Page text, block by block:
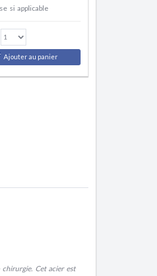
si applicable
Ajouter au panier
Cet acier est